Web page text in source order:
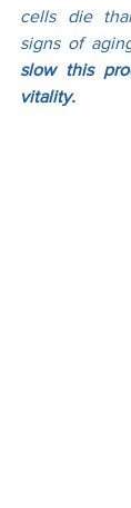
cells die
signs of
slow this
vitality.